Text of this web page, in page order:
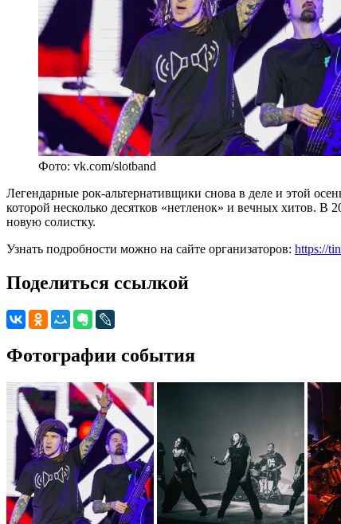
Фото: vk.com/slotband
Легендарные рок-альтернативщики снова в деле и этой
которой несколько десятков «нетленок» и вечных
новую солистку.
Узнать подробности можно на сайте организаторов: https://
Поделиться ссылкой
Фотографии события